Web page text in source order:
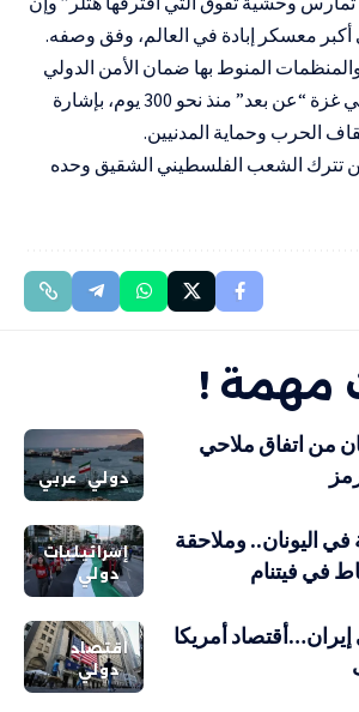
أكبر معسكر إبادة في العالم، وفق وصفه.
المنوط بها ضمان الأمن الدولي
يشاهدون الوحشية في غزة “عن بعد” منذ نحو 300 يوم، بإشارة
الحرب وحماية المدنيين.
تترك الشعب الفلسطيني الشقيق وحده
مهمة !
دولي عربي
من اتفاق ملاحي
إسرائيليات
دولي
في اليونان.. وملاحقة
في فيتنام
اقتصاد
دولي
أمريكا